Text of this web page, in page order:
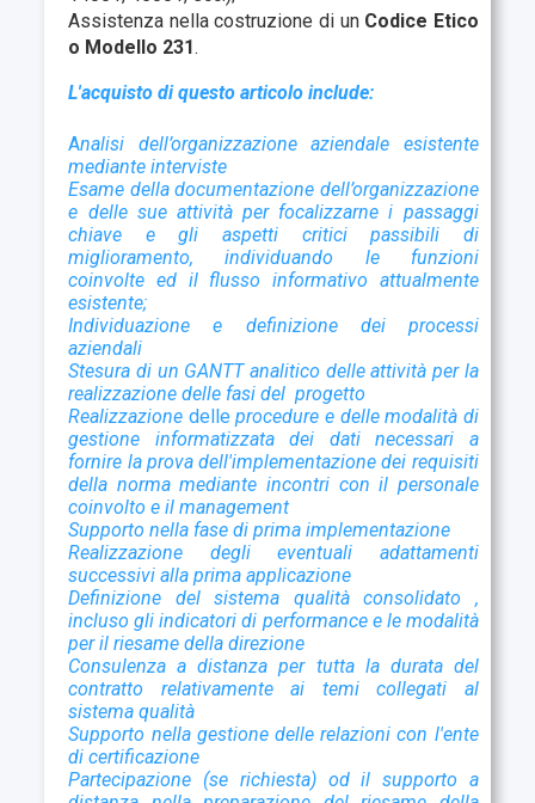
Assistenza nella costruzione di un Codice Etico
o Modello 231.
L'acquisto di questo articolo include:
Analisi dell’organizzazione aziendale esistente
mediante interviste
Esame della documentazione dell’organizzazione
e delle sue attività per focalizzarne i passaggi
chiave e gli aspetti critici passibili di
miglioramento, individuando le funzioni
coinvolte ed il flusso informativo attualmente
esistente;
Individuazione e definizione dei processi
aziendali
Stesura di un GANTT analitico delle attività per la
realizzazione delle fasi del progetto
Realizzazione delleprocedure e delle modalità di
gestione informatizzata dei dati necessari a
fornire la prova dell'implementazione dei requisiti
della norma mediante incontri con il personale
coinvolto e il management
Supporto nella fase di prima implementazione
Realizzazione degli eventuali adattamenti
successivi alla prima applicazione
Definizione del sistema qualità consolidato ,
incluso gli indicatori di performance e le modalità
per il riesame della direzione
Consulenza a distanza per tutta la durata del
contratto relativamente ai temi collegati al
sistema qualità
Supporto nella gestione delle relazioni con l'ente
di certificazione
Partecipazione (se richiesta) od il supporto a